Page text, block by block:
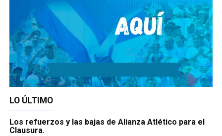
LO ÚLTIMO
Los refuerzos y las bajas de Alianza Atlético para el
Clausura.